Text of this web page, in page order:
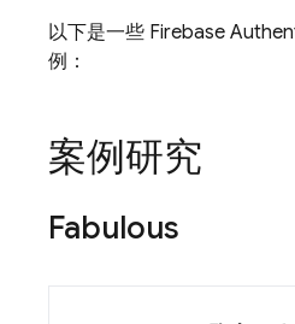
以下是一些 Firebase
例：
案例研究
Fabulous